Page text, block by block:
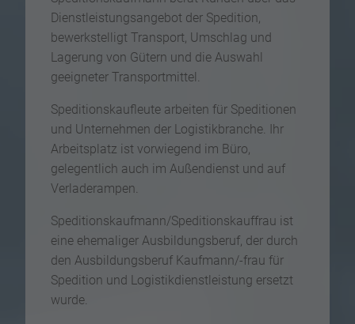
Dienstleistungsangebot der Spedition,
bewerkstelligt Transport, Umschlag und
Lagerung von Gütern und die Auswahl
geeigneter Transportmittel.
Speditionskaufleute arbeiten für Speditionen
und Unternehmen der Logistikbranche. Ihr
Arbeitsplatz ist vorwiegend im Büro,
gelegentlich auch im Außendienst und auf
Verladerampen.
Speditionskaufmann/Speditionskauffrau ist
eine ehemaliger Ausbildungsberuf, der durch
den Ausbildungsberuf Kaufmann/-frau für
Spedition und Logistikdienstleistung ersetzt
wurde.